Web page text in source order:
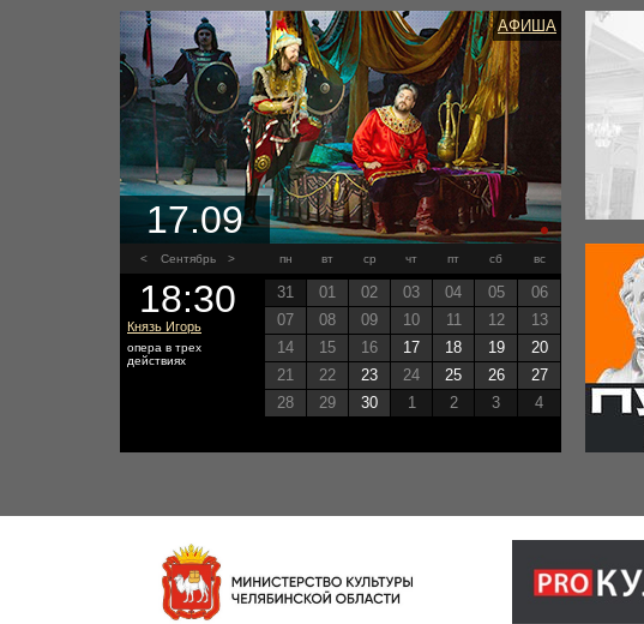
АФИША
< Сентябрь > пн вт ср чт пт сб вс
31 01 02 03 04 05
06
07
08 09 10 11 12
13
14
15 16 17 18 19
20
21
22 23 24 25 26
27
28
29 30 1 2 3 4
17.09
18:30
Князь Игорь
опера в трех
действиях